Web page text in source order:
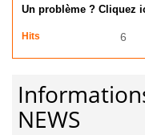
Un problème ? Cliquez
Hits 6
NEWS